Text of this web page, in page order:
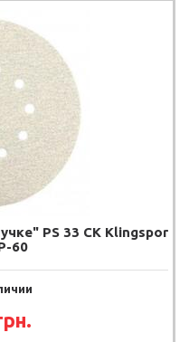
PS 33 CK Klingspor
60